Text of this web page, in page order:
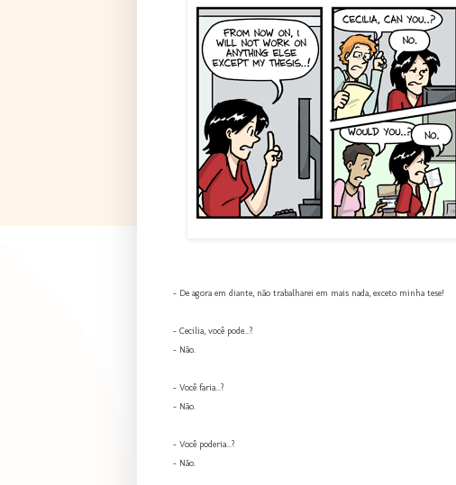
- De agora em diante, não trabalharei em mais nada, exceto minha tese!
- Cecilia, você pode...?
- Não.
- Você faria...?
- Não.
- Você poderia...?
- Não.